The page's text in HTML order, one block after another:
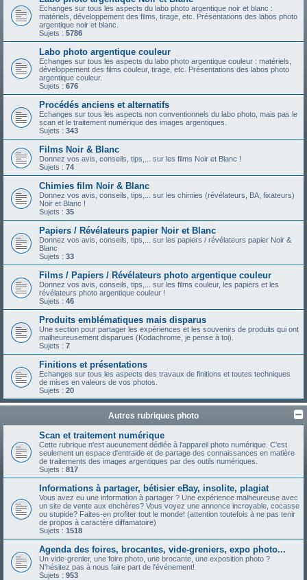
Echanges sur tous les aspects du labo photo argentique noir et blanc :
matériels, développement des films, tirage, etc. Présentations des labos photo
argentique noir et blanc.
Sujets : 5786
Labo photo argentique couleur
Echanges sur tous les aspects du labo photo argentique couleur : matériels,
développement des films couleur, tirage, etc. Présentations des labos photo
argentique couleur.
Sujets : 676
Procédés anciens et alternatifs
Echanges sur tous les aspects non conventionnels du labo photo, mais pas le
scan et le traitement numérique des images argentiques.
Sujets : 343
Films Noir & Blanc
Donnez vos avis, conseils, tips,... sur les films Noir et Blanc !
Sujets : 74
Chimies film Noir & Blanc
Donnez vos avis, conseils, tips,... sur les chimies (révélateurs, BA, fixateurs)
Noir et Blanc !
Sujets : 35
Papiers / Révélateurs papier Noir et Blanc
Donnez vos avis, conseils, tips,... sur les papiers / révélateurs papier Noir &
Blanc
Sujets : 33
Films / Papiers / Révélateurs photo argentique couleur
Donnez vos avis, conseils, tips,... sur les films couleur, les papiers et les
révélateurs photo argentique couleur !
Sujets : 46
Produits emblématiques mais disparus
Une section pour partager les expériences et les souvenirs de produits qui ont
malheureusement disparues (Kodachrome, je pense à toi).
Sujets : 7
Finitions et présentations
Echanges sur tous les aspects des travaux de finitions et toutes techniques
de mises en valeurs de vos photos.
Sujets : 20
Autres rubriques photo
Scan et traitement numérique
Cette rubrique n'est aucunement dédiée à l'appareil photo numérique. C'est
seulement un espace d'entraide et de partage des connaissances en matière
de traitements des images argentiques par des outils numériques.
Sujets : 817
Informations à partager, bétisier eBay, insolite, plagiat
Vous avez eu une information à partager ? Une expérience malheureuse avec
un site de vente aux enchères? Vous voyez une annonce incroyable, cocasse
ou stupide? Faites-en profiter tout le monde! (attention toutefois à ne pas tenir
de propos à caractère diffamatoire)
Sujets : 1518
Agenda des foires, brocantes, vide-greniers, expo photo...
Un vide-grenier, une foire photo, une brocante, une exposition photo ?
N'hésitez pas à nous faire part de l'événement!
Sujets : 953